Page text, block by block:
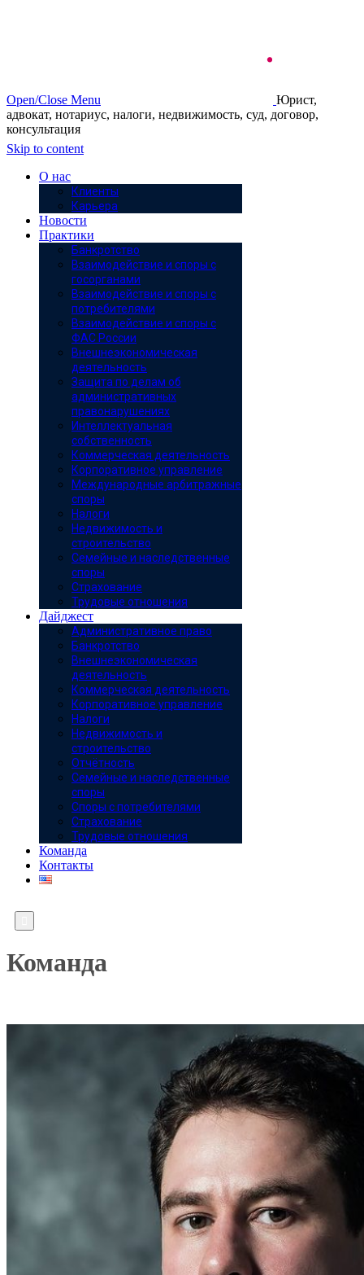
Open/Close Menu
Юрист,
адвокат, нотариус, налоги, недвижимость, суд, договор,
консультация
Skip to content
О нас
Клиенты
Карьера
Новости
Практики
Банкротство
Взаимодействие и споры с
госорганами
Взаимодействие и споры с
потребителями
Взаимодействие и споры с
ФАС России
Внешнеэкономическая
деятельность
Защита по делам об
административных
правонарушениях
Интеллектуальная
собственность
Коммерческая деятельность
Корпоративное управление
Международные арбитражные
споры
Налоги
Недвижимость и
строительство
Семейные и наследственные
споры
Страхование
Трудовые отношения
Дайджест
Административное право
Банкротство
Внешнеэкономическая
деятельность
Коммерческая деятельность
Корпоративное управление
Налоги
Недвижимость и
строительство
Отчётность
Семейные и наследственные
споры
Споры с потребителями
Страхование
Трудовые отношения
Команда
Контакты
Команда